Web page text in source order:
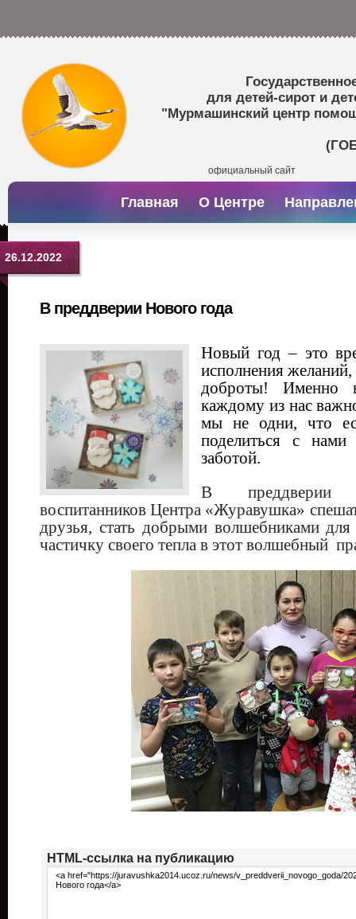
для детей-сирот и
"Мурмашинский центр
официальный сайт
Главная О Центре
26.12.2022
В преддверии Нового года
Новый год – это
исполнения
доброты! Именно
каждому из нас
мы не одни, что
поделиться с
заботой.
В преддверии
воспитанников Центра «Журавушка»
друзья, стать добрыми волшебниками для
частичку своего тепла в этот волшебный
HTML-cсылка на публикацию